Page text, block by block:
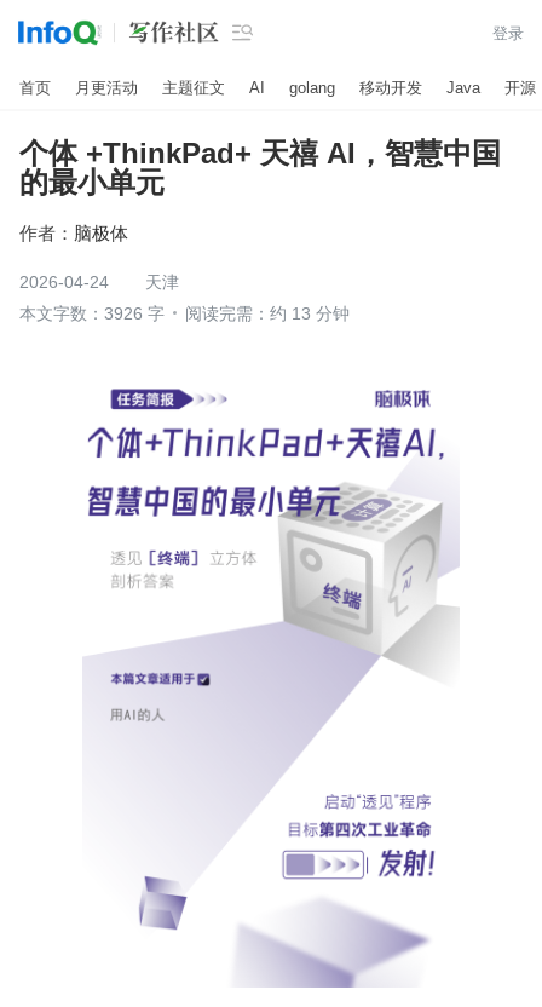
 登录
首页 月更活动 主题征文 AI golang 移动开发 Java 开源
个体 +ThinkPad+ 天禧 AI，智慧中国
的最小单元
作者： 脑极体
2026-04-24
天津
本文字数：3926 字
阅读完需：约 13 分钟